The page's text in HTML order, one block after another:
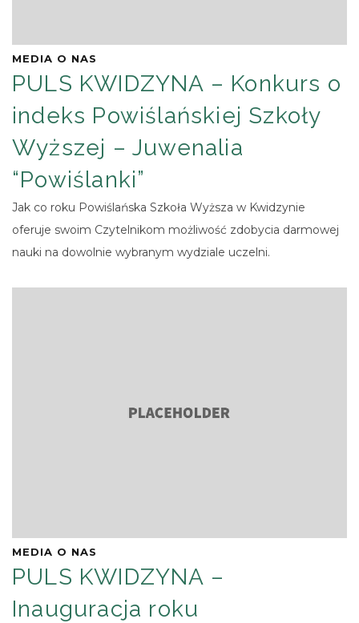
MEDIA O NAS
PULS KWIDZYNA – Konkurs o
indeks Powiślańskiej Szkoły
Wyższej – Juwenalia
“Powiślanki”
Jak co roku Powiślańska Szkoła Wyższa w Kwidzynie
oferuje swoim Czytelnikom możliwość zdobycia darmowej
nauki na dowolnie wybranym wydziale uczelni.
MEDIA O NAS
PULS KWIDZYNA –
Inauguracja roku